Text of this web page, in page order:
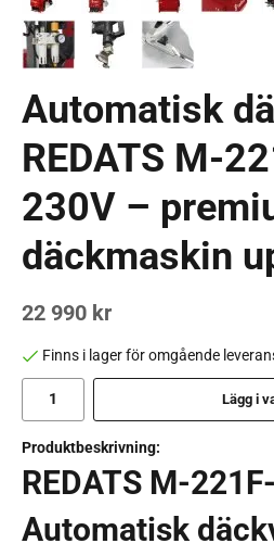
Automatisk
REDATS M-
230V –
däckmaskin
22 990 kr
Finns i lager för omgående
Lägg i
Produktbeskrivning:
REDATS M-
Automatisk